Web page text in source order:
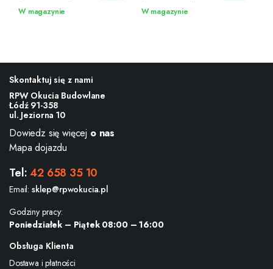
W magazynie
W magazynie
Skontaktuj się z nami
RPW Okucia Budowlane
Łódź 91-358
ul. Jeziorna 10
Dowiedz się więcej o nas
Mapa dojazdu
Tel:42 658 35 10
Email: sklep@rpwokucia.pl
Godziny pracy:
Poniedziałek – Piątek 08:00 – 16:00
Obsługa Klienta
Dostawa i płatności